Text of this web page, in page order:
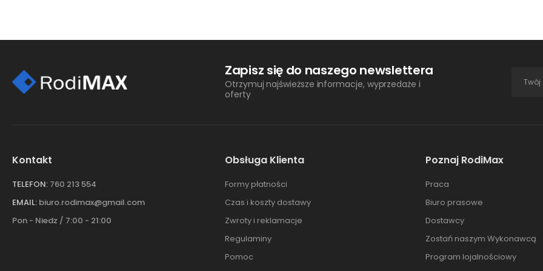
Zapisz się do naszego newslettera
Otrzymuj najświeższe informacje, wyprzedaże i
oferty
Kontakt
TELEFON: 760 213 554
EMAIL: biuro.rodimax@gmail.com
Pon - Niedz / 7:00 - 21:00
Obsługa Klienta
Formy płatności
Czas i koszty dostawy
Zwroty i reklamacje
Regulaminy
Pomoc
Poznaj RodiMax
Praca
Biuro prasowe
Dostawcy
Zostań naszym Wykonawcą
Program lojalnościowy